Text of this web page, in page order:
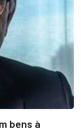
bens à